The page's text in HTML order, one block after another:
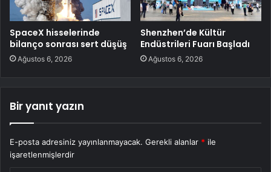
SpaceX hisselerinde
bilanço sonrası sert düşüş
Ağustos 6, 2026
Shenzhen’de Kültür
Endüstrileri Fuarı Başladı
Ağustos 6, 2026
Bir yanıt yazın
E-posta adresiniz yayınlanmayacak. Gerekli alanlar * ile
işaretlenmişlerdir